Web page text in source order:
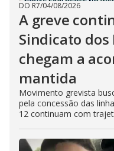
DO R7/04/08/2026
A greve
Sindicato
chegam a
mantida
Movimento grevista
pela concessão das
12 continuam com